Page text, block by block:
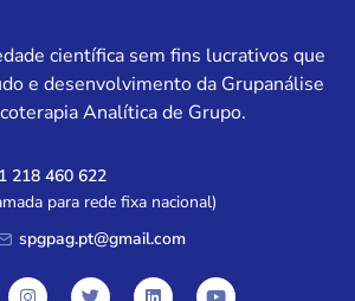
científica sem fins lucrativos que
e desenvolvimento da Grupanálise
Analítica de Grupo.
218 460 622
para rede fixa nacional)
spgpag.pt@gmail.com